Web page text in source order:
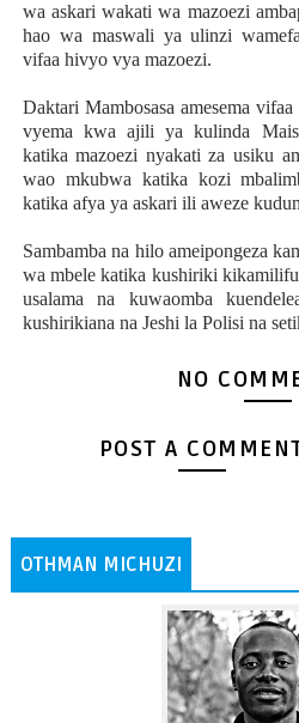
wa askari wakati wa mazoezi
hao wa maswali ya ulinzi
vifaa hivyo vya mazoezi.
Daktari Mambosasa amesema
vyema kwa ajili ya kulinda
katika mazoezi nyakati za usiku
wao mkubwa katika kozi
katika afya ya askari ili aweze
Sambamba na hilo ameipongeza
wa mbele katika kushiriki
usalama na kuwaomba
kushirikiana na Jeshi la Polisi na
NO
POST A
OTHMAN MICHUZI